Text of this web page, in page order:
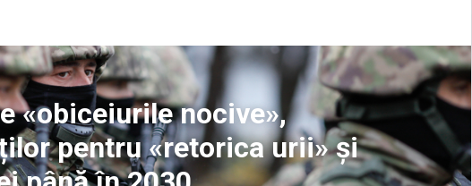
«obiceiurile nocive»,
pentru «retorica urii» și